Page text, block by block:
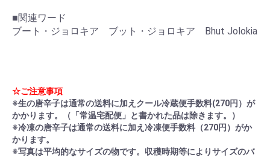
■関連ワード
ブート・ジョロキア ブット・ジョロキア Bhut Jolokia
☆ご注意事項
※生の唐辛子は通常の送料に加えクール冷蔵便手数料(270円）が
かかります。（「常温宅配便」と書かれた品は除きます。）
※冷凍の唐辛子は通常の送料に加え冷凍便手数料（270円）がか
かります。
※写真は平均的なサイズの物です。収穫時期等によりサイズのバ